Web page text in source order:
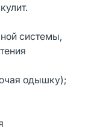
системы,
одышку);